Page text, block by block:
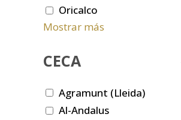
Oricalco
Mostrar más
CECA
Agramunt (Lleida)
Al-Andalus